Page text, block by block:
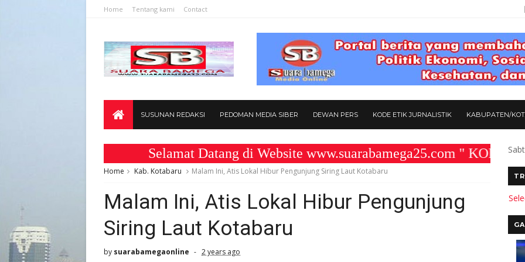
Home Tentang kami Contact
SUSUNAN REDAKSI PEDOMAN MEDIA SIBER DEWAN PERS KODE ETIK JURNALISTIK KABUPATEN/
Selamat Datang di Website www.suarabamega25.com "
Home Kab. Kotabaru Malam Ini, Atis Lokal Hibur Pengunjung Siring Laut Kotabaru
Malam Ini, Atis Lokal Hibur Pengunjung
Siring Laut Kotabaru
by suarabamegaonline 2 years ago